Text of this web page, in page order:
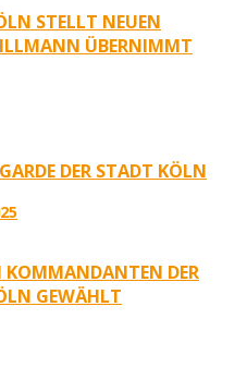
STELLT NEUEN
ÜBERNIMMT
DER STADT KÖLN
KOMMANDANTEN DER
GEWÄHLT